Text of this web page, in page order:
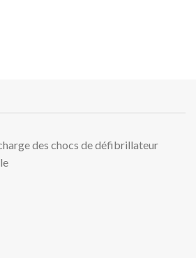
des chocs de défibrillateur